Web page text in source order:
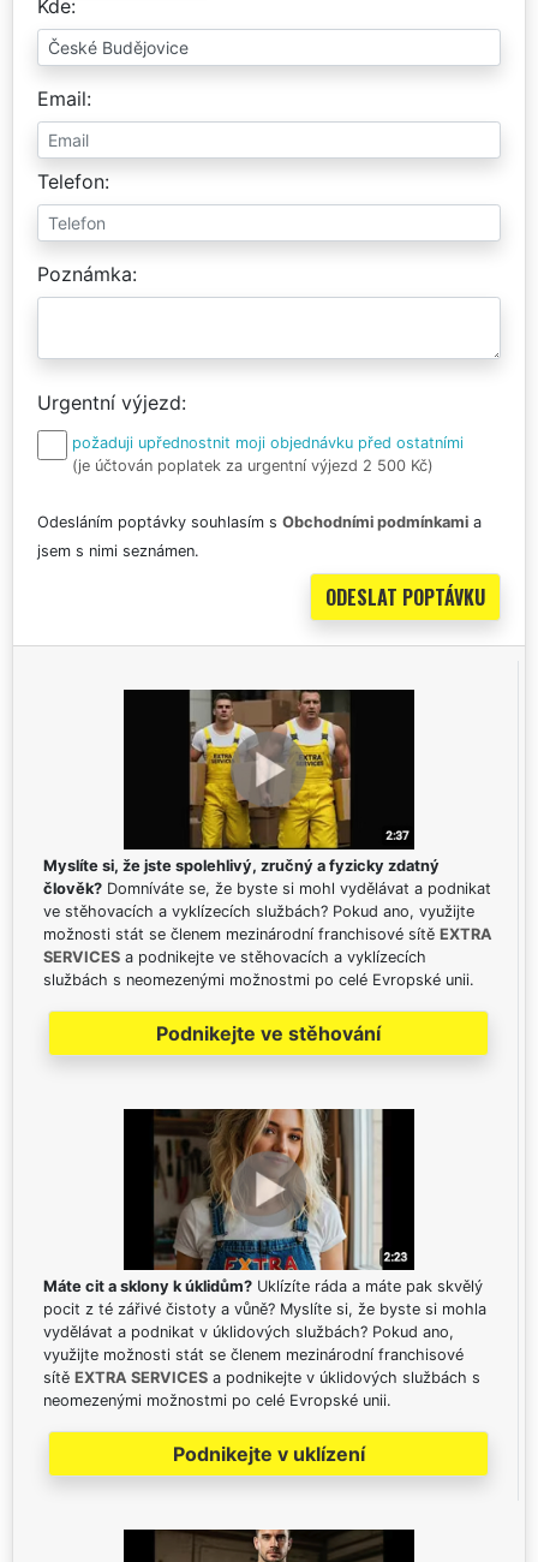
Kde
Email
Telefon
Poznámka
Urgentní výjezd
požaduji upřednostnit moji objednávku před ostatními
(je účtován poplatek za urgentní výjezd 2 500 Kč)
Odesláním poptávky souhlasím s Obchodními podmínkami a
jsem s nimi seznámen.
Myslíte si, že jste spolehlivý, zručný a fyzicky zdatný
člověk? Domníváte se, že byste si mohl vydělávat a podnikat
ve stěhovacích a vyklízecích službách? Pokud ano, využijte
možnosti stát se členem mezinárodní franchisové sítě EXTRA
SERVICES a podnikejte ve stěhovacích a vyklízecích
službách s neomezenými možnostmi po celé Evropské unii.
Podnikejte ve stěhování
Máte cit a sklony k úklidům? Uklízíte ráda a máte pak skvělý
pocit z té zářivé čistoty a vůně? Myslíte si, že byste si mohla
vydělávat a podnikat v úklidových službách? Pokud ano,
využijte možnosti stát se členem mezinárodní franchisové
sítě EXTRA SERVICES a podnikejte v úklidových službách s
neomezenými možnostmi po celé Evropské unii.
Podnikejte v uklízení